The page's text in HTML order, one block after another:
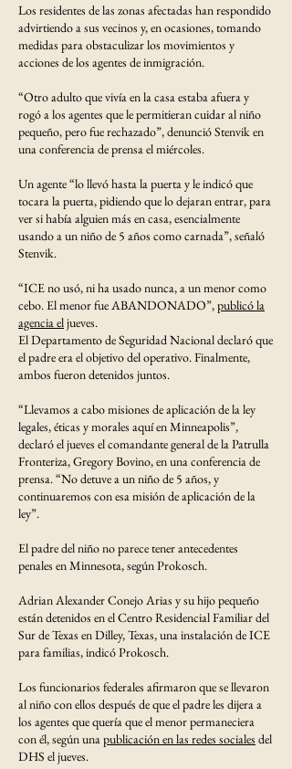
Los residentes de las zonas afectadas han respondido
advirtiendo a sus vecinos y, en ocasiones, tomando
medidas para obstaculizar los movimientos y
acciones de los agentes de inmigración.
“Otro adulto que vivía en la casa estaba afuera y
rogó a los agentes que le permitieran cuidar al niño
pequeño, pero fue rechazado”, denunció Stenvik en
una conferencia de prensa el miércoles.
Un agente “lo llevó hasta la puerta y le indicó que
tocara la puerta, pidiendo que lo dejaran entrar, para
ver si había alguien más en casa, esencialmente
usando a un niño de 5 años como carnada”, señaló
Stenvik.
“ICE no usó, ni ha usado nunca, a un menor como
cebo. El menor fue ABANDONADO”,publicó la
agencia eljueves.
El Departamento de Seguridad Nacional declaró que
el padre era el objetivo del operativo. Finalmente,
ambos fueron detenidos juntos.
“Llevamos a cabo misiones de aplicación de la ley
legales, éticas y morales aquí en Minneapolis”,
declaró el jueves el comandante general de la Patrulla
Fronteriza, Gregory Bovino, en una conferencia de
prensa. “No detuve a un niño de 5 años, y
continuaremos con esa misión de aplicación de la
ley”.
El padre del niño no parece tener antecedentes
penales en Minnesota, según Prokosch.
Adrian Alexander Conejo Arias y su hijo pequeño
están detenidos en el Centro Residencial Familiar del
Sur de Texas en Dilley, Texas, una instalación de ICE
para familias, indicó Prokosch.
Los funcionarios federales afirmaron que se llevaron
al niño con ellos después de que el padre les dijera a
los agentes que quería que el menor permaneciera
con él, según unapublicación en las redes sociales del
DHS el jueves.